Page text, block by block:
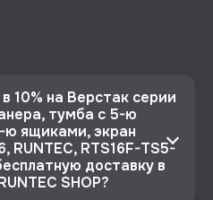
10% на Верстак серии
тумба с 5-ю
ящиками, экран
RUNTEC, RTS16F-TS5-
доставку в
SHOP?